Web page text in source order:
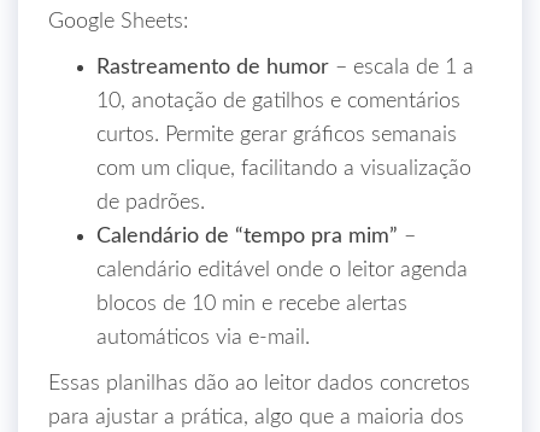
Google Sheets:
Rastreamento de humor – escala de 1 a
10, anotação de gatilhos e comentários
curtos. Permite gerar gráficos semanais
com um clique, facilitando a visualização
de padrões.
Calendário de “tempo pra mim” –
calendário editável onde o leitor agenda
blocos de 10 min e recebe alertas
automáticos via e‑mail.
Essas planilhas dão ao leitor dados concretos
para ajustar a prática, algo que a maioria dos